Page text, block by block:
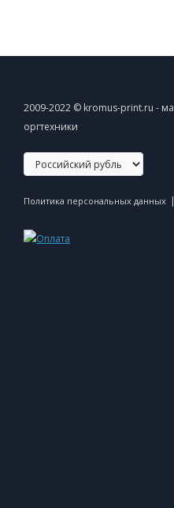
2009-2022 © kromus-print.ru -
оргтехники
Политика персональных данных |